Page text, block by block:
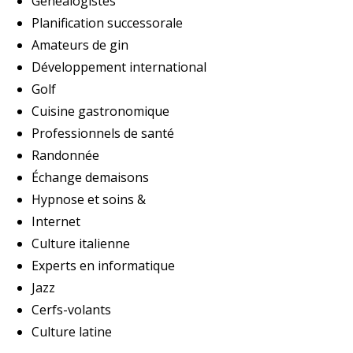
Planification successorale
Amateurs de gin
Développement international
Golf
Cuisine gastronomique
Professionnels de santé
Randonnée
Échange demaisons
Hypnose et soins &
Internet
Culture italienne
Experts en informatique
Jazz
Cerfs-volants
Culture latine